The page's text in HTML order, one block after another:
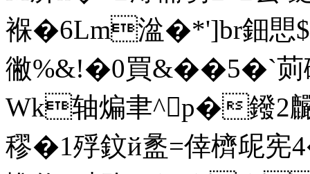
褓�6Lm湓�*']br鈿愳$7
徶%&!�0買&��5�`荝
Wk轴煸聿^p�鏺
穋�1殍鈫й盠=倖櫅屔宪